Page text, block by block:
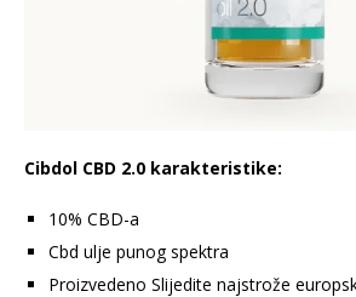
Cibdol CBD 2.0 karakteristike:
10% CBD-a
Cbd ulje punog spektra
Proizvedeno Slijedite najstrože